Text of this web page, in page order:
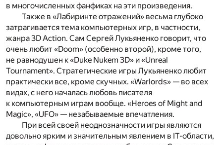
в многочисленных фанфиках на эти произведения.
Также в «Лабиринте отражений» весьма глубоко
затрагивается тема компьютерных игр, в частности,
жанра 3D Action. Сам Сергей Лукьяненко говорит, что
очень любит «Doom» (особенно второй), кроме того,
не равнодушен к «Duke Nukem 3D» и «Unreal
Tournament». Стратегические игры Лукьяненко любит
практически все, кроме скучных. «Warlords» — во всех
видах, с него началась любовь писателя
к компьютерным играм вообще. «Heroes of Might and
Magic», «UFO» — незабываемые впечатления.
При всей своей неоднозначности игры являются
довольно ярким и значительным явлением в IT-области,